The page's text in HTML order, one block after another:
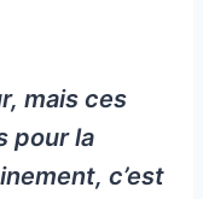
mais ces
pour la
c’est